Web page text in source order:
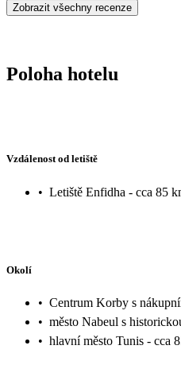
Zobrazit všechny recenze
Poloha hotelu
Vzdálenost od letiště
• Letiště Enfidha - cca 85
Okolí
• Centrum Korby s
• město Nabeul s
• hlavní město Tunis - cca